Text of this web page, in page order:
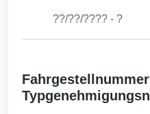
??/??/???? - ?